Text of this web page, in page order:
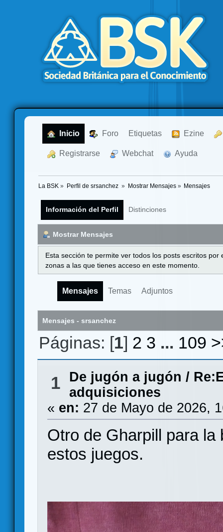
Inicio Foro Etiquetas Ezine
Registrarse Webchat Ayuda
La BSK » Perfil de srsanchez » Mostrar Mensajes» Mensajes
Información del Perfil Distinciones
Mostrar Mensajes
Esta sección te permite ver todos los posts escritos
zonas a las que tienes acceso en este momento.
Mensajes Temas Adjuntos
Mensajes - srsanchez
Páginas: [1] 2 3 ... 109
1 De jugón a jugón /
adquisiciones
« en: 27 de Mayo de 2026,
Otro de Gharpill para
estos juegos.